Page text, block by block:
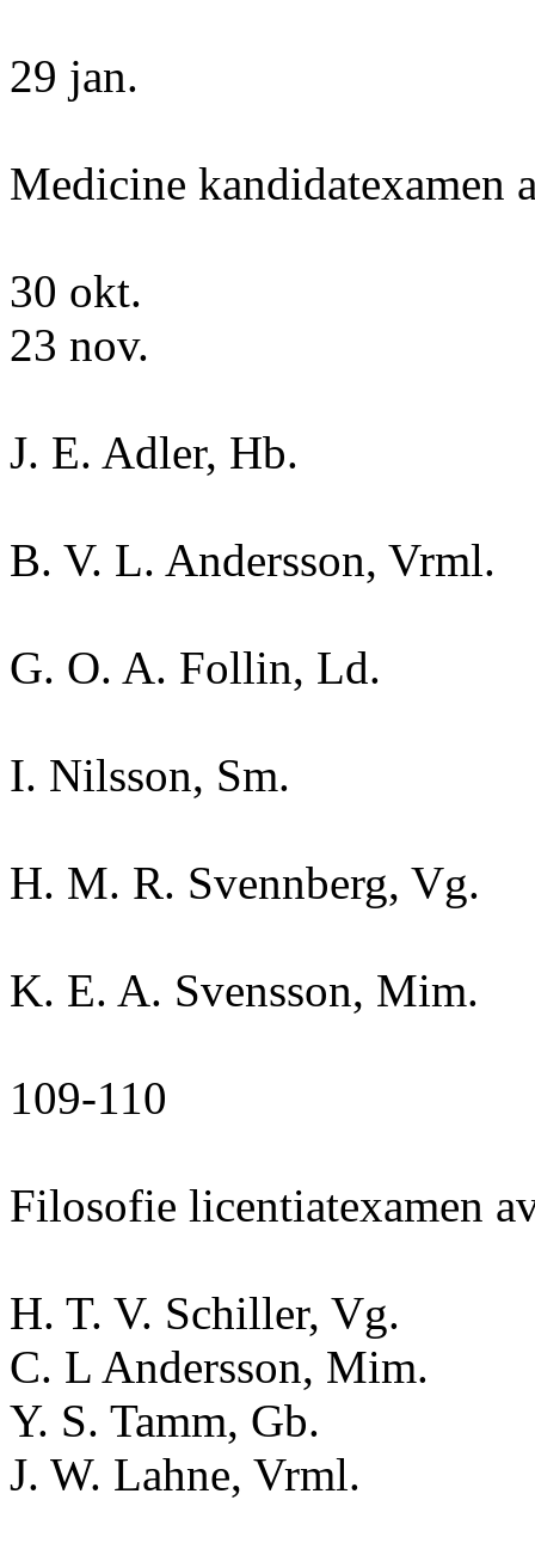
29 jan.
Medicine kandidatexamen
30 okt.
23 nov.
J. E. Adler, Hb.
B. V. L. Andersson, Vrml.
G. O. A. Follin, Ld.
I. Nilsson, Sm.
H. M. R. Svennberg, Vg.
K. E. A. Svensson, Mim.
109-110
Filosofie licentiatexamen
H. T. V. Schiller, Vg.
C. L Andersson, Mim.
Y. S. Tamm, Gb.
J. W. Lahne, Vrml.